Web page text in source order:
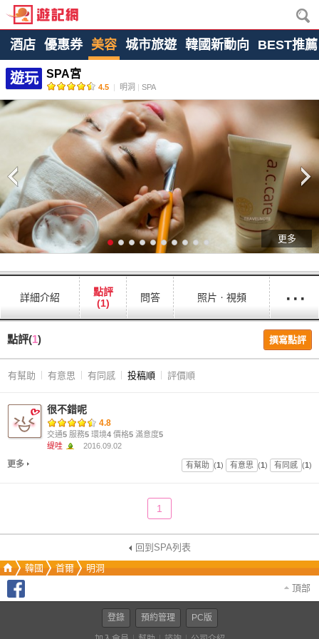
酒店 優惠券 美容 城市旅遊 韓國新動向 BEST推薦
遊玩 SPA宮
4.5 | 明洞 | SPA
更多
詳細介紹
點評
(1)
問答 照片ㆍ視頻 ···
點評(1) 撰寫點評
有幫助 有意思 有同感 投稿順 評價順
很不錯呢
4.8
交通5 服務5 環境4 價格5 滿意度5
缇哇
2016.09.02
更多 有幫助 (1) 有意思 (1) 有同感 (1)
1
回到SPA列表
韓國
首爾
明洞
頂部
登錄 預約管理 PC版